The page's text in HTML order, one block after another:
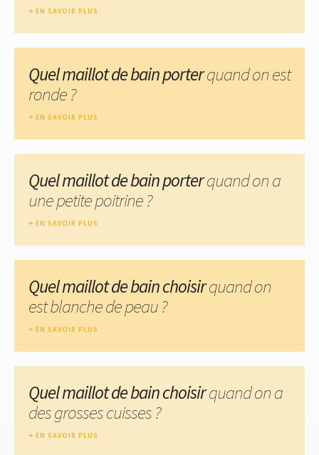
EN SAVOIR PLUS
Quel maillot de bain porterquand on est
ronde ?
EN SAVOIR PLUS
Quel maillot de bain porterquand on a
une petite poitrine ?
EN SAVOIR PLUS
Quel maillot de bain choisirquand on
est blanche de peau ?
EN SAVOIR PLUS
Quel maillot de bain choisirquand on a
des grosses cuisses ?
EN SAVOIR PLUS